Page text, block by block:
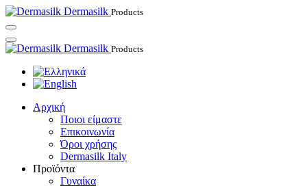
Dermasilk Products
Dermasilk Products
Αρχική
Ποιοι είμαστε
Επικοινωνία
Όροι χρήσης
Dermasilk Italy
Προϊόντα
Γυναίκα